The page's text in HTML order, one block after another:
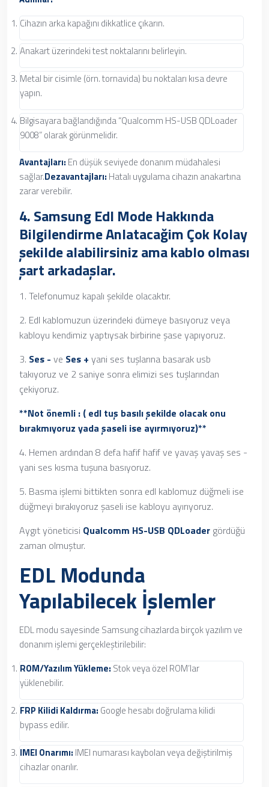
Cihazın arka kapağını dikkatlice çıkarın.
Anakart üzerindeki test noktalarını belirleyin.
Metal bir cisimle (örn. tornavida) bu noktaları kısa devre
yapın.
Bilgisayara bağlandığında “Qualcomm HS-USB QDLoader
9008” olarak görünmelidir.
Avantajları: En düşük seviyede donanım müdahalesi
sağlar.Dezavantajları: Hatalı uygulama cihazın anakartına
zarar verebilir.
4.Samsung Edl Mode Hakkında
Bilgilendirme Anlatacağim Çok Kolay
şekilde alabilirsiniz ama kablo olması
şart arkadaşlar.
1. Telefonumuz kapalı şekilde olacaktır.
2. Edl kablomuzun üzerindeki dümeye basıyoruz veya
kabloyu kendimiz yaptıysak birbirine şase yapıyoruz.
3. Ses - ve Ses + yani ses tuşlarına basarak usb
takıyoruz ve 2 saniye sonra elimizi ses tuşlarından
çekiyoruz.
**Not önemli : ( edl tuş basılı şekilde olacak onu
bırakmıyoruz yada şaseli ise ayırmıyoruz)**
4. Hemen ardından 8 defa hafif hafif ve yavaş yavaş ses -
yani ses kısma tuşuna basıyoruz.
5. Basma işlemi bittikten sonra edl kablomuz düğmeli ise
düğmeyi bırakıyoruz şaseli ise kabloyu ayırıyoruz.
Aygıt yöneticisi Qualcomm HS-USB QDLoader gördüğü
zaman olmuştur.
EDL Modunda
Yapılabilecek İşlemler
EDL modu sayesinde Samsung cihazlarda birçok yazılım ve
donanım işlemi gerçekleştirilebilir:
ROM/Yazılım Yükleme: Stok veya özel ROM’lar
yüklenebilir.
FRP Kilidi Kaldırma: Google hesabı doğrulama kilidi
bypass edilir.
IMEI Onarımı: IMEI numarası kaybolan veya değiştirilmiş
cihazlar onarılır.